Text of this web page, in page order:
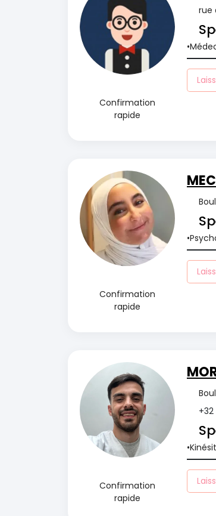
Confirmation
rapide
rue
Confirmation
rapide
Confirmation
rapide